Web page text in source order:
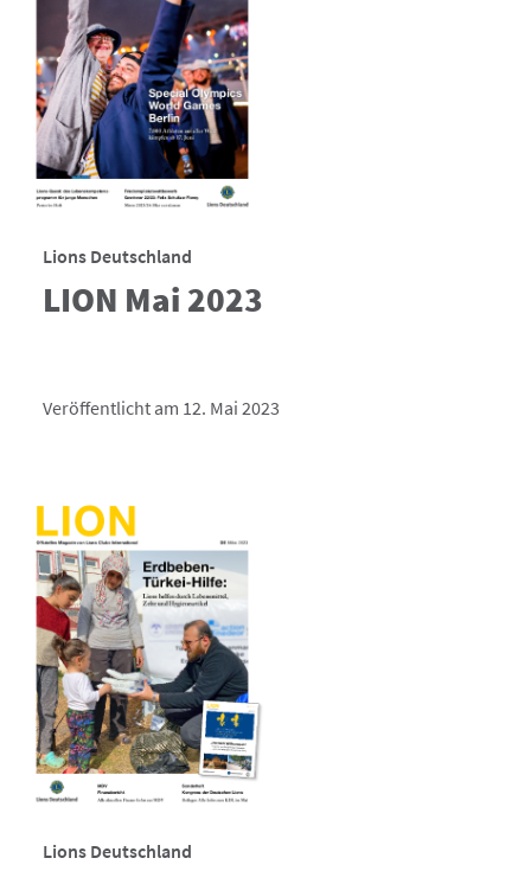
Lions Deutschland
LION Mai 2023
Veröffentlicht am 12. Mai 2023
Lions Deutschland